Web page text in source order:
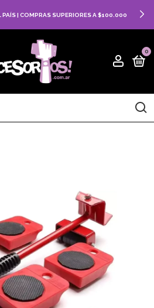
| COMPRAS SUPERIORES A $100.000
0